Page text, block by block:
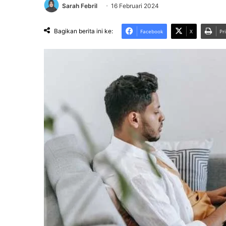
Sarah Febril 16 Februari 2024
Bagikan berita ini ke: Facebook X